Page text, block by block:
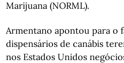
Marijuana (NORML).
Armentano apontou para o
dispensários de canábis
nos Estados Unidos